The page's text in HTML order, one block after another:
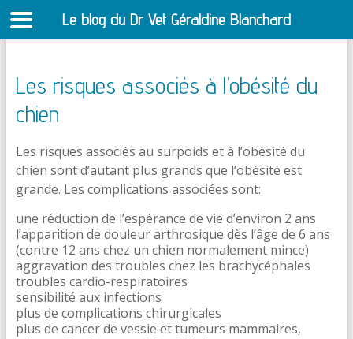
Les risques associés à l’obésité du
chien
Les risques associés au surpoids et à l’obésité du
chien sont d’autant plus grands que l’obésité est
grande. Les complications associées sont:
une réduction de l’espérance de vie d’environ 2 ans
l’apparition de douleur arthrosique dès l’âge de 6 ans
(contre 12 ans chez un chien normalement mince)
aggravation des troubles chez les brachycéphales
troubles cardio-respiratoires
sensibilité aux infections
plus de complications chirurgicales
plus de cancer de vessie et tumeurs mammaires,
Le blog du Dr Vet Géraldine Blanchard